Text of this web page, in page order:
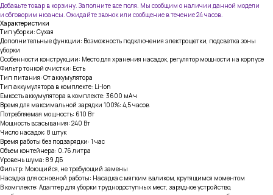
Добавьте товар в корзину. Заполните все поля. Мы сообщим о наличии данной модели
и обговорим нюансы. Ожидайте звонок или сообщение в течение 24 часов.
Характеристики
Тип уборки: Сухая
Дополнительные функции: Возможность подключения электрощетки, подсветка зоны
уборки
Особенности конструкции: Место для хранения насадок, регулятор мощности на корпусе
Фильтр тонкой очистки: Есть
Тип питания: От аккумулятора
Тип аккумулятора в комплекте: Li-Ion
Емкость аккумулятора в комплекте: 3600 мА·ч
Время для максимальной зарядки 100%: 4,5 часов
Потребляемая мощность: 610 Вт
Мощность всасывания: 240 Вт
Число насадок: 8 штук
Время работы без подзарядки: 1 час
Объем контейнера: 0.76 литра
Уровень шума: 89 ДБ
Фильтр: Моющийся, не требующий замены
Насадка для основной работы: Насадка с мягким валиком, крутящимся моментом
В комплекте: Адаптер для уборки труднодоступных мест, зарядное устройство,